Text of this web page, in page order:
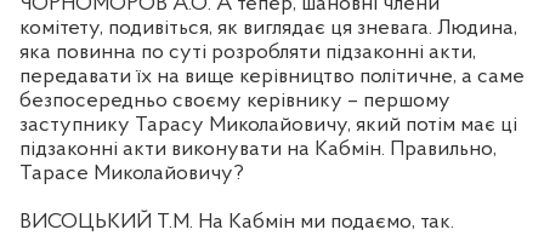
комітету, подивіться, як виглядає ця зневага. Людина,
яка повинна по суті розробляти підзаконні акти,
передавати їх на вище керівництво політичне, а саме
безпосередньо своєму керівнику – першому
заступнику Тарасу Миколайовичу, який потім має ці
підзаконні акти виконувати на Кабмін. Правильно,
Тарасе Миколайовичу?
ВИСОЦЬКИЙ Т.М. На Кабмін ми подаємо, так.